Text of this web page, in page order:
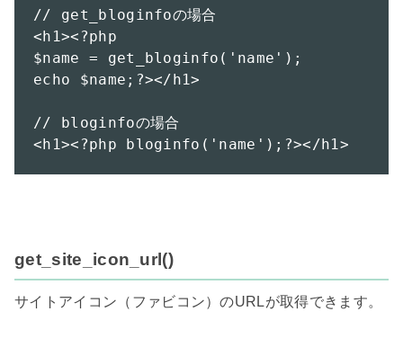
// get_bloginfoの場合
<h1><?php
$name = get_bloginfo('name');
echo $name;?></h1>
// bloginfoの場合
<h1><?php bloginfo('name');?></h1>
get_site_icon_url()
サイトアイコン（ファビコン）のURLが取得できます。